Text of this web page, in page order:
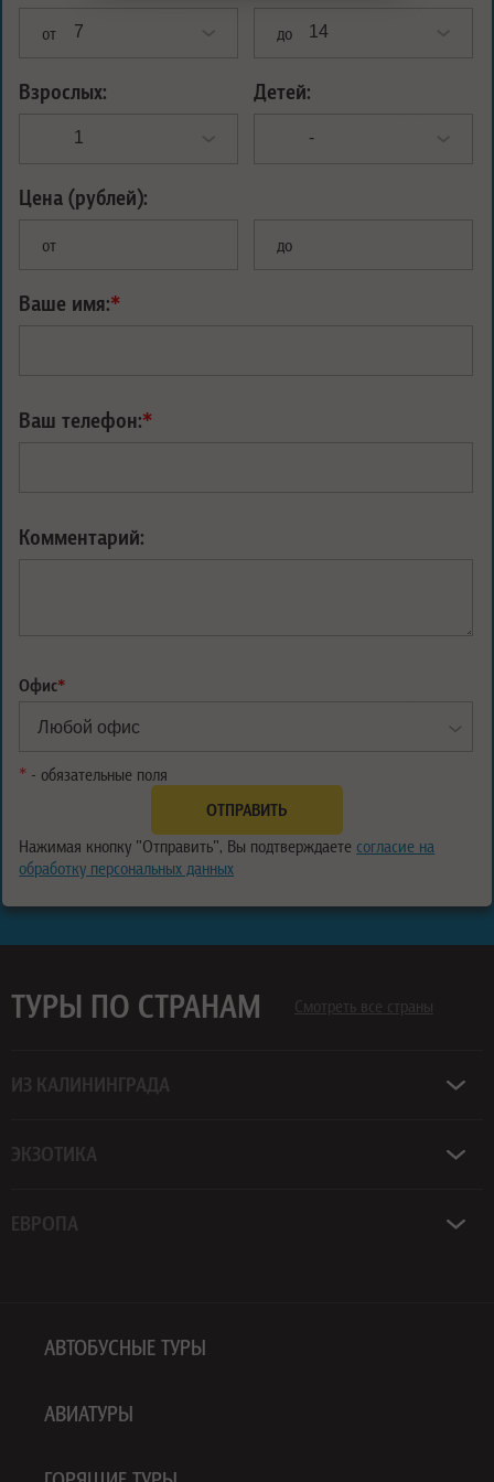
от до
Взрослых: Детей:
Цена (рублей):
от до
Ваше имя:*
Ваш телефон:*
Комментарий:
Офис*
* - обязательные поля
Нажимая кнопку "Отправить", Вы подтверждаете согласие на
обработку персональных данных
ТУРЫ ПО СТРАНАМ Смотреть все страны
ИЗ КАЛИНИНГРАДА
ЭКЗОТИКА
ЕВРОПА
АВТОБУСНЫЕ ТУРЫ
АВИАТУРЫ